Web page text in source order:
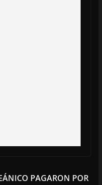
PAGARON POR